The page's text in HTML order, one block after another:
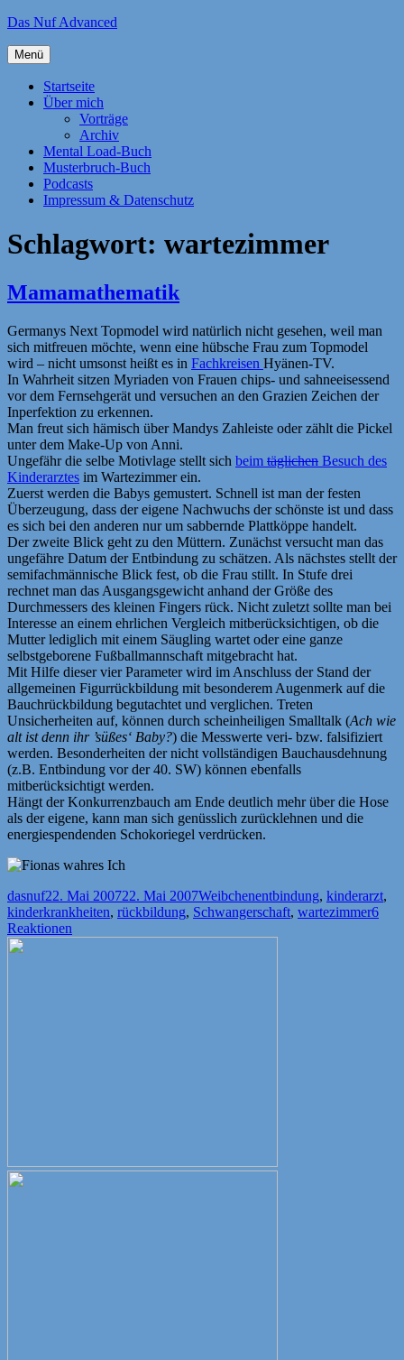
Zum
springen
Das Nuf Advanced
Menü
Startseite
Über mich
Vorträge
Archiv
Mental Load-Buch
Musterbruch-Buch
Podcasts
Impressum & Datenschutz
Schlagwort: wartezimmer
Mamamathematik
Germanys Next Topmodel wird natürlich nicht gesehen, weil man
sich mitfreuen möchte, wenn eine hübsche Frau zum Topmodel
wird – nicht umsonst heißt es in Fachkreisen Hyänen-TV.
In Wahrheit sitzen Myriaden von Frauen chips- und sahneeisessend
vor dem Fernsehgerät und versuchen an den Grazien Zeichen der
Inperfektion zu erkennen.
Man freut sich hämisch über Mandys Zahleiste oder zählt die Pickel
unter dem Make-Up von Anni.
Ungefähr die selbe Motivlage stellt sich beim täglichen Besuch des
Kinderarztes im Wartezimmer ein.
Zuerst werden die Babys gemustert. Schnell ist man der festen
Überzeugung, dass der eigene Nachwuchs der schönste ist und dass
es sich bei den anderen nur um sabbernde Plattköppe handelt.
Der zweite Blick geht zu den Müttern. Zunächst versucht man das
ungefähre Datum der Entbindung zu schätzen. Als nächstes stellt der
semifachmännische Blick fest, ob die Frau stillt. In Stufe drei
rechnet man das Ausgangsgewicht anhand der Größe des
Durchmessers des kleinen Fingers rück. Nicht zuletzt sollte man bei
Interesse an einem ehrlichen Vergleich mitberücksichtigen, ob die
Mutter lediglich mit einem Säugling wartet oder eine ganze
selbstgeborene Fußballmannschaft mitgebracht hat.
Mit Hilfe dieser vier Parameter wird im Anschluss der Stand der
allgemeinen Figurrückbildung mit besonderem Augenmerk auf die
Bauchrückbildung begutachtet und verglichen. Treten
Unsicherheiten auf, können durch scheinheiligen Smalltalk (Ach wie
alt ist denn ihr ’süßes‘ Baby?) die Messwerte veri- bzw. falsifiziert
werden. Besonderheiten der nicht vollständigen Bauchausdehnung
(z.B. Entbindung vor der 40. SW) können ebenfalls
mitberücksichtigt werden.
Hängt der Konkurrenzbauch am Ende deutlich mehr über die Hose
als der eigene, kann man sich genüsslich zurücklehnen und die
energiespendenden Schokoriegel verdrücken.
Autor
dasnufVeröffentlicht
am
22. Mai 200722. Mai 2007Kategorien
WeibchenSchlagwörter
entbindung, kinderarzt,
kinderkrankheiten, rückbildung, Schwangerschaft, wartezimmer6
Reaktionen